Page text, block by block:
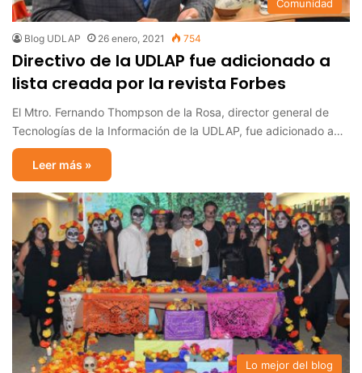
Comunidad
Blog UDLAP 26 enero, 2021 754
Directivo de la UDLAP fue adicionado a
lista creada por la revista Forbes
El Mtro. Fernando Thompson de la Rosa, director general de
Tecnologías de la Información de la UDLAP, fue adicionado a…
Leer más »
Lo mejor del blog